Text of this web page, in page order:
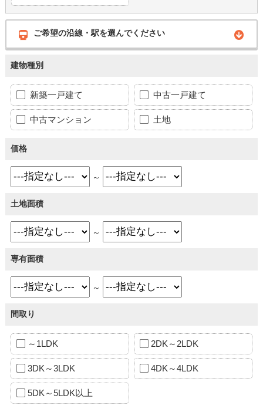
ご希望の沿線・駅を選んでください
建物種別
新築一戸建て 中古一戸建て
中古マンション 土地
価格
～
土地面積
～
専有面積
～
間取り
～1LDK 2DK～2LDK
3DK～3LDK 4DK～4LDK
5DK～5LDK以上